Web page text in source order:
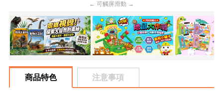
← 可觸屏滑動 →
商品特色 注意事項